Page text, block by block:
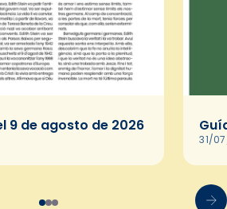
9 de agosto de 2026
31/